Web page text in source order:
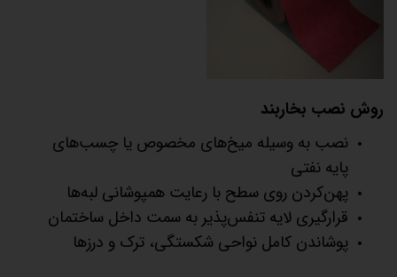
روش نصب بخاربند
نصب به وسیله میخ‌های مخصوص یا چسب‌های
پایه نفتی
پهن‌کردن روی سطح با رعایت همپوشانی لبه‌ها
قرارگیری لایه تنفس‌پذیر به سمت داخل ساختمان
پوشاندن کامل نواحی شکستگی، ترک و درزها